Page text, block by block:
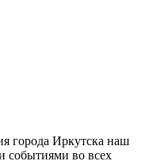
города Иркутска наш
событиями во всех